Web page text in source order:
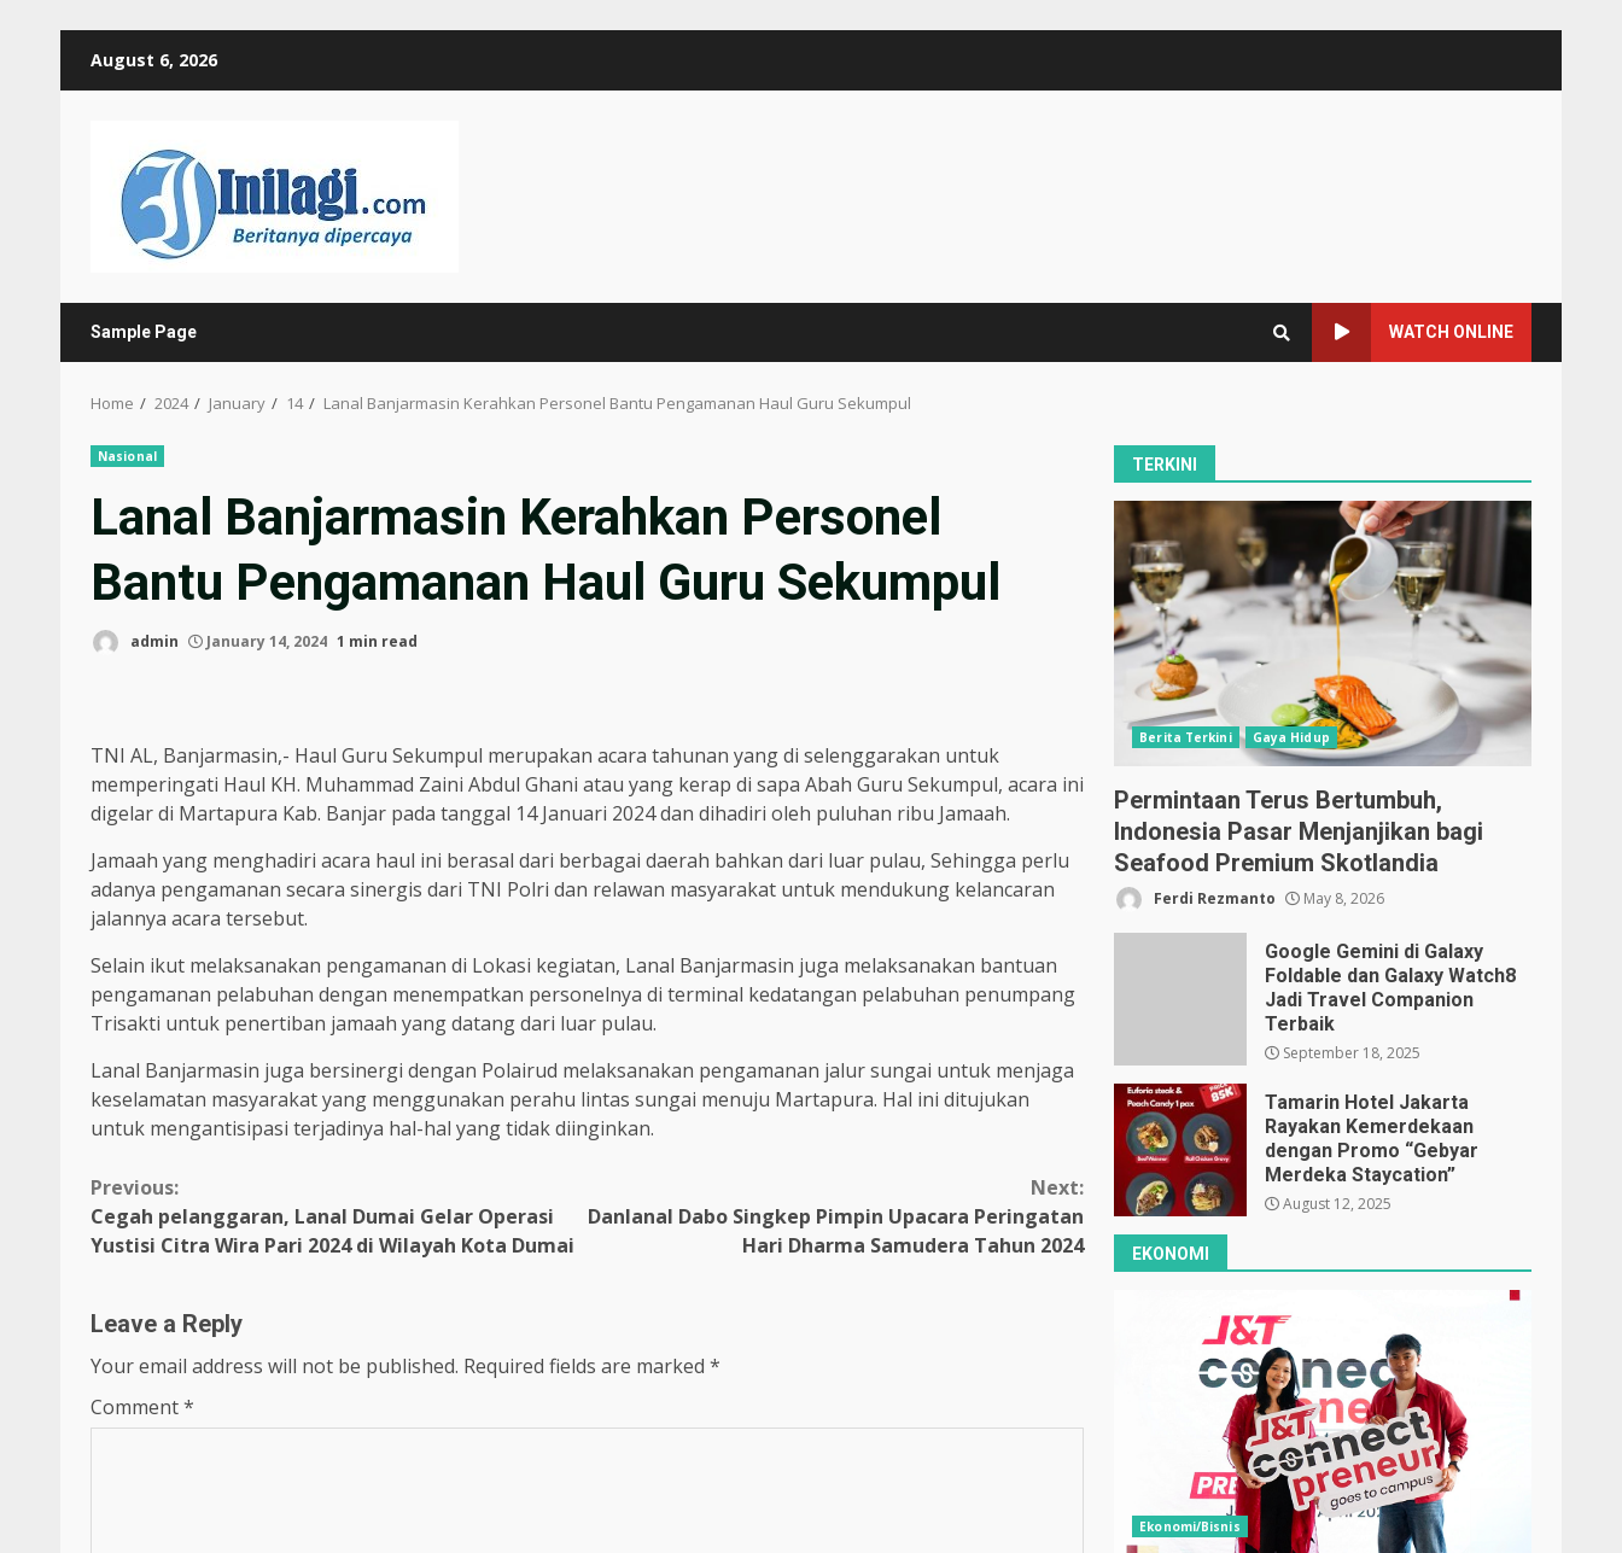
August 6, 2026
Sample Page WATCH ONLINE
Home 2024 January 14 Lanal Banjarmasin Kerahkan Personel Bantu Pengamanan Haul Guru Sekumpul
Nasional
Lanal Banjarmasin Kerahkan Personel
Bantu Pengamanan Haul Guru Sekumpul
admin January 14, 2024 1 min read
TNI AL, Banjarmasin,- Haul Guru Sekumpul merupakan acara tahunan yang di selenggarakan untuk
memperingati Haul KH. Muhammad Zaini Abdul Ghani atau yang kerap di sapa Abah Guru Sekumpul, acara ini
digelar di Martapura Kab. Banjar pada tanggal 14 Januari 2024 dan dihadiri oleh puluhan ribu Jamaah.
Jamaah yang menghadiri acara haul ini berasal dari berbagai daerah bahkan dari luar pulau, Sehingga perlu
adanya pengamanan secara sinergis dari TNI Polri dan relawan masyarakat untuk mendukung kelancaran
jalannya acara tersebut.
Selain ikut melaksanakan pengamanan di Lokasi kegiatan, Lanal Banjarmasin juga melaksanakan bantuan
pengamanan pelabuhan dengan menempatkan personelnya di terminal kedatangan pelabuhan penumpang
Trisakti untuk penertiban jamaah yang datang dari luar pulau.
Lanal Banjarmasin juga bersinergi dengan Polairud melaksanakan pengamanan jalur sungai untuk menjaga
keselamatan masyarakat yang menggunakan perahu lintas sungai menuju Martapura. Hal ini ditujukan
untuk mengantisipasi terjadinya hal-hal yang tidak diinginkan.
Continue
Reading
Previous:
Cegah pelanggaran, Lanal Dumai Gelar Operasi
Yustisi Citra Wira Pari 2024 di Wilayah Kota Dumai
Next:
Danlanal Dabo Singkep Pimpin Upacara Peringatan
Hari Dharma Samudera Tahun 2024
Leave a Reply
Your email address will not be published. Required fields are marked *
Comment*
TERKINI
Berita Terkini Gaya Hidup
Permintaan Terus Bertumbuh,
Indonesia Pasar Menjanjikan bagi
Seafood Premium Skotlandia
Ferdi Rezmanto May 8, 2026
Google Gemini di Galaxy
Foldable dan Galaxy Watch8
Jadi Travel Companion
Terbaik
September 18, 2025
Tamarin Hotel Jakarta
Rayakan Kemerdekaan
dengan Promo “Gebyar
Merdeka Staycation”
August 12, 2025
EKONOMI
Ekonomi/Bisnis